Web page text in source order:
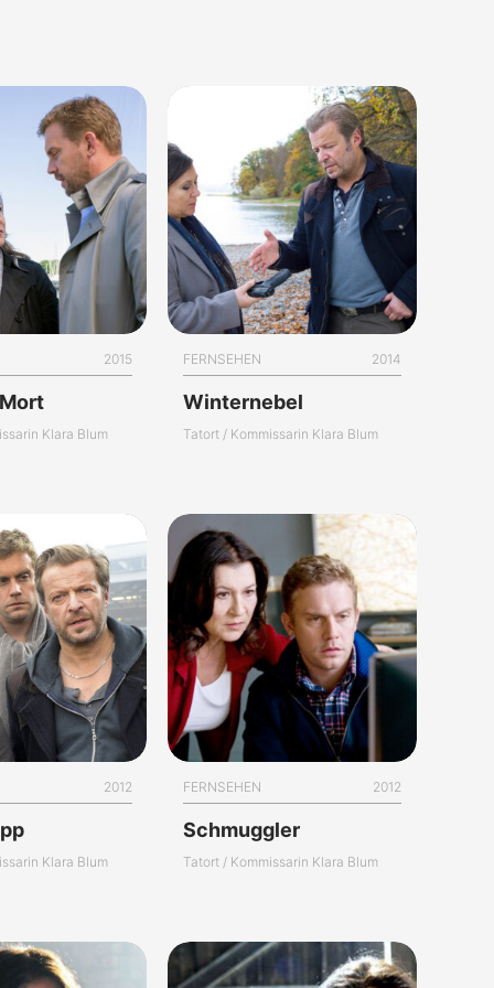
2015
Klara Blum
FERNSEHEN 2014
Winternebel
Tatort / Kommissarin Klara Blum
2012
Klara Blum
FERNSEHEN 2012
Schmuggler
Tatort / Kommissarin Klara Blum